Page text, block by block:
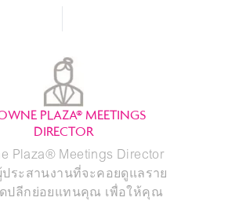
PLAZA® MEETINGS
DIRECTOR
Plaza® Meetings Director
ประสานงานที่จะคอยดูแลราย
ดปลีกย่อยแทนคุณ เพื่อให้คุณ